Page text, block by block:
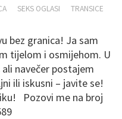
SEKS OGLASI
TRANSICE
bez granica! Ja sam
tijelom i osmijehom. U
navečer postajem
ili iskusni – javite se!
Pozovi me na broj